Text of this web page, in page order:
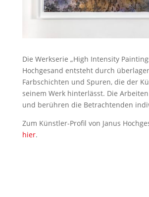
Die Werkserie „High Intensity
Hochgesand entsteht durch
Farbschichten und Spuren, die der
seinem Werk hinterlässt. Die
und berühren die Betrachtenden
Zum Künstler-Profil von Janus
hier.